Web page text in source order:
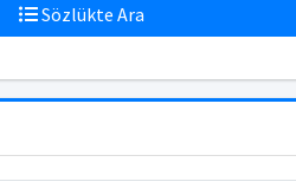
Sözlükte Ara